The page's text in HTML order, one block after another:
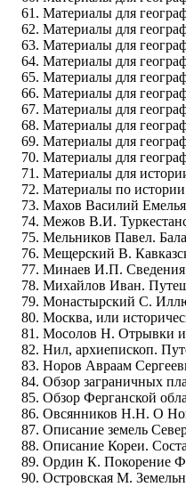
Материалы для
Материалы для
Материалы для
Материалы для
Материалы для
Материалы для
Материалы для
Материалы для
Материалы для
Материалы для
Материалы для
Материалы по истории
Махов Василий
Межов В.И.
Мельников Павел.
Мещерский В.
Минаев И.П. Сведения
Михайлов Иван.
Монастырский С.
Москва, или
Мосолов Н. Отрывки
Нил, архиепископ.
Норов Авраам
Обзор заграничных
Обзор Ферганской
Овсянников Н.Н. О
Описание земель
Описание Кореи.
Ордин К. Покорение
Островская М.